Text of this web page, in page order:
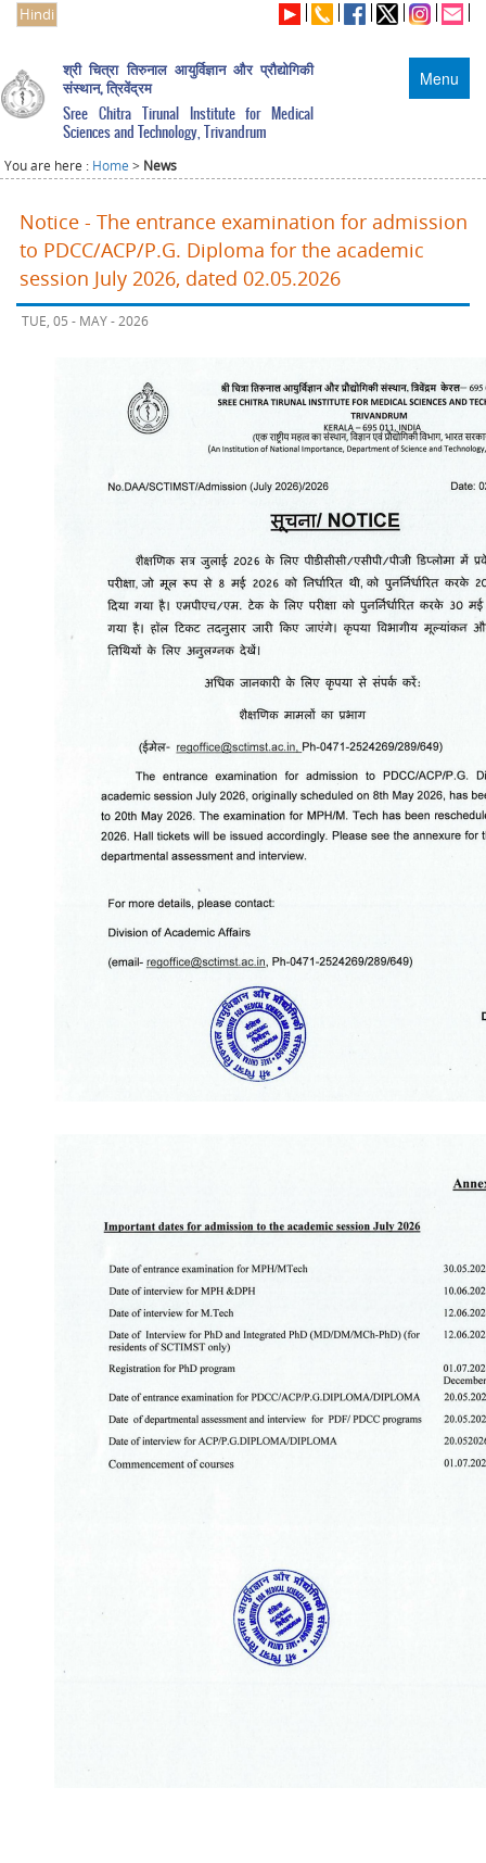
Hindi
Menu
श्री चित्रा तिरुनाल आयुर्विज्ञान और प्रौद्योगिकी
संस्थान, त्रिवेंद्रम
Sree Chitra Tirunal Institute for Medical
Sciences and Technology, Trivandrum
You are here : Home > News
Notice - The entrance examination for admission
to PDCC/ACP/P.G. Diploma for the academic
session July 2026, dated 02.05.2026
TUE, 05 - MAY - 2026